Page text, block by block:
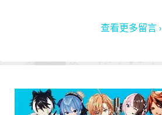
查看更多留言 ›